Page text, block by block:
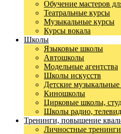
Обучение мастеров
Театральные курсы
Музыкальные курсы
Курсы вокала
Школы
Языковые школы
Автошколы
Модельные агентства
Школы искусств
Детские
Киношколы
Цирковые школы,
Школы радио,
Тренинги, повышение
Личностные тренинги